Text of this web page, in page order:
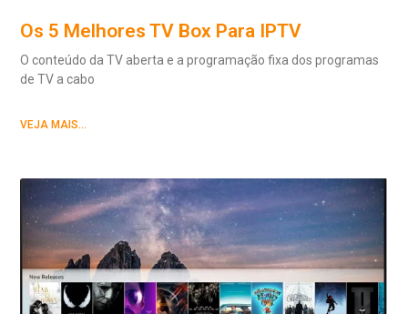
Os 5 Melhores TV Box Para IPTV
O conteúdo da TV aberta e a programação fixa dos programas
de TV a cabo
VEJA MAIS...